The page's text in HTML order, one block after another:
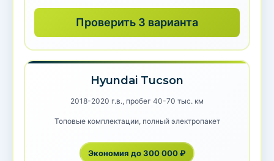
Проверить 3 варианта
Hyundai Tucson
2018-2020 г.в., пробег 40-70 тыс. км
Топовые комплектации, полный электропакет
Экономия до 300 000 ₽